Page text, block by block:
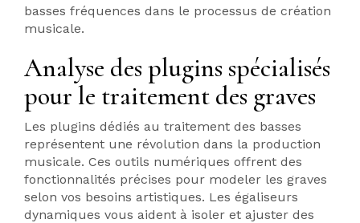
basses fréquences dans le processus de création
musicale.
Analyse des plugins spécialisés
pour le traitement des graves
Les plugins dédiés au traitement des basses
représentent une révolution dans la production
musicale. Ces outils numériques offrent des
fonctionnalités précises pour modeler les graves
selon vos besoins artistiques. Les égaliseurs
dynamiques vous aident à isoler et ajuster des